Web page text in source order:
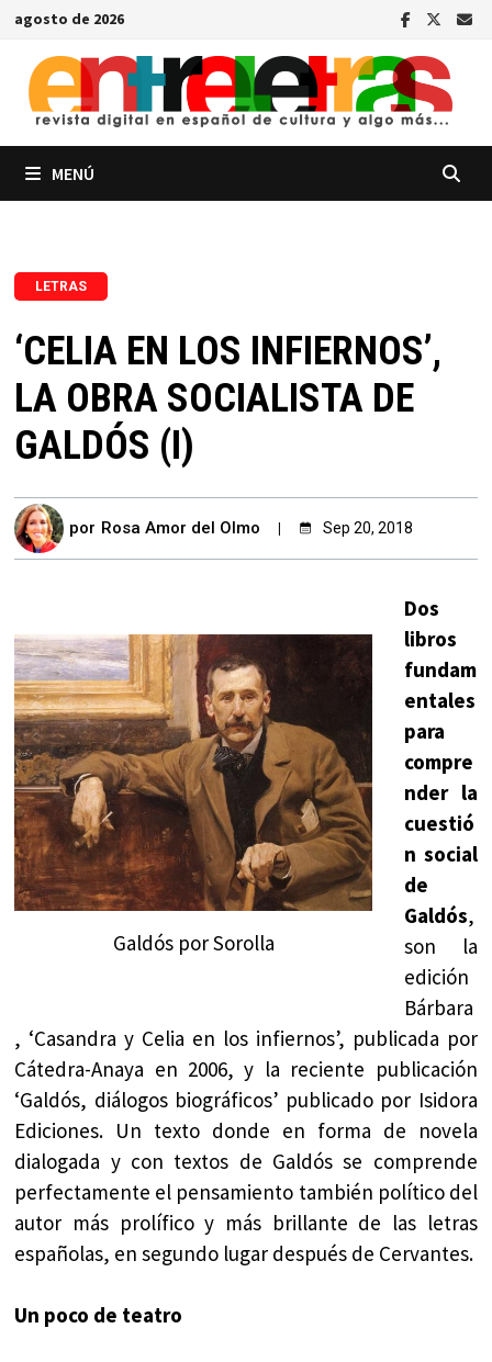
Saltar
contenido
agosto de 2026
MENÚ
LETRAS
‘CELIA EN LOS INFIERNOS’,
LA OBRA SOCIALISTA DE
GALDÓS (I)
por Rosa Amor del Olmo Sep 20, 2018
Galdós por Sorolla
Dos
libros
fundam
entales
para
compre
nder la
cuestió
n social
de
Galdós,
son la
edición
Bárbara
, ‘Casandra y Celia en los infiernos’, publicada por
Cátedra-Anaya en 2006, y la reciente publicación
‘Galdós, diálogos biográficos’ publicado por Isidora
Ediciones. Un texto donde en forma de novela
dialogada y con textos de Galdós se comprende
perfectamente el pensamiento también político del
autor más prolífico y más brillante de las letras
españolas, en segundo lugar después de Cervantes.
Un poco de teatro